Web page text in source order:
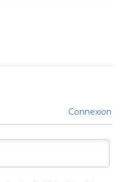
Connexion